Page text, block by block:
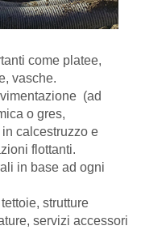
come platee,
vasche.
(ad
o gres,
calcestruzzo e
flottanti.
in base ad ogni
strutture
servizi accessori